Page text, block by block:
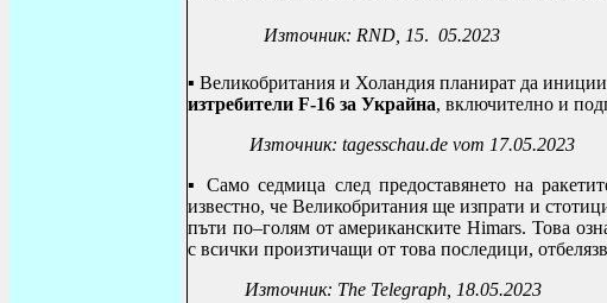
Източник: RND, 15. 05.2023
▪ Великобритания и Холандия планират да
изтребители F-16 за Украйна, включително и
Източник: tagesschau.de vom 17.05.2023
▪ Само седмица след предоставянето на
известно, че Великобритания ще изпрати и
пъти по–голям от американските Himars. Това
с всички произтичащи от това последици,
Източник: The Telegraph , 18.05.2023